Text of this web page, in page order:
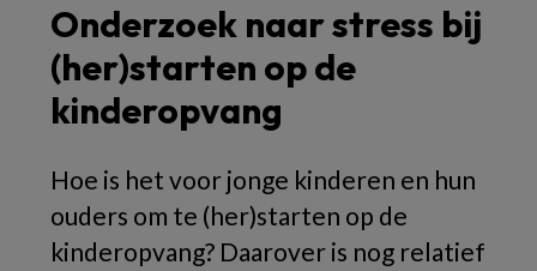
Onderzoek naar stress bij
(her)starten op de
kinderopvang
Hoe is het voor jonge kinderen en hun
ouders om te (her)starten op de
kinderopvang? Daarover is nog relatief